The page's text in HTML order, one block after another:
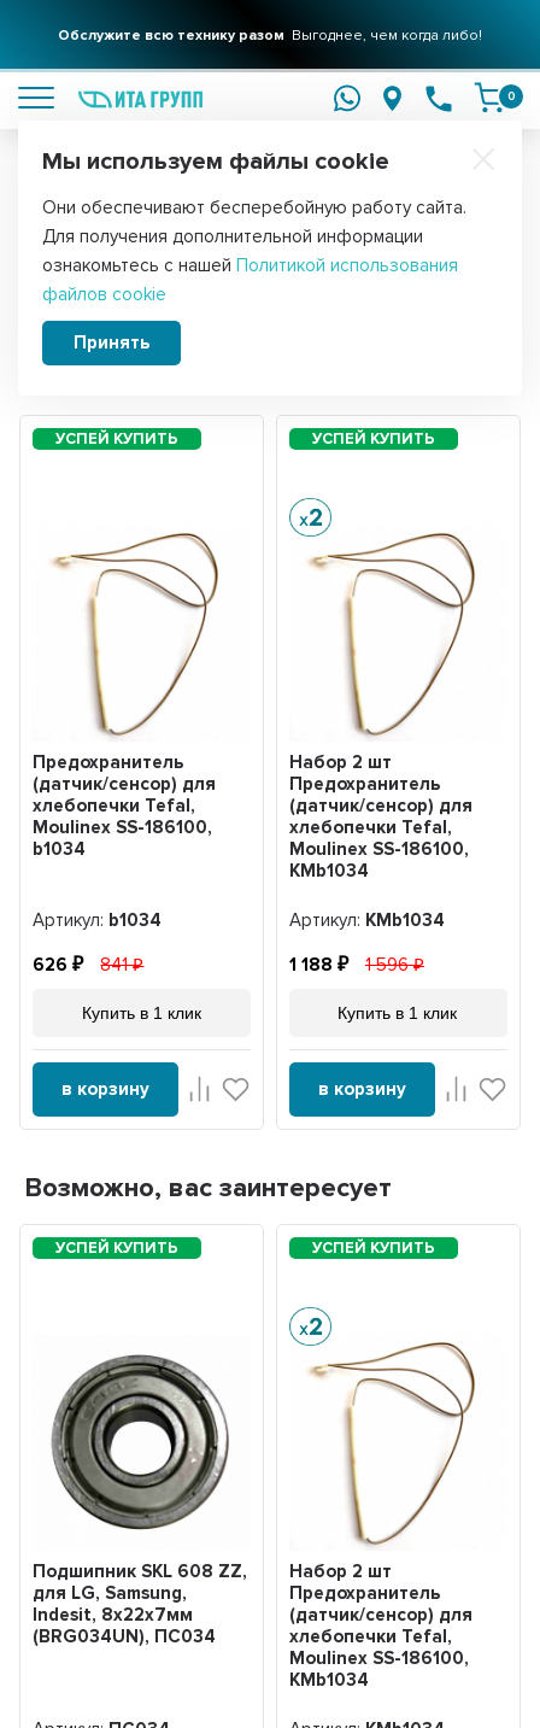
Обслужите всю технику разом Выгоднее, чем когда либо!
0
Главная Запчасти для мелкой бытовой техники Для
Комплектующие для хлебопечек
Сортировать:
Предохранитель
(датчик/сенсор) для
хлебопечки Tefal,
Moulinex SS-186100,
b1034
Артикул: b1034
626 841
Купить в 1 клик
в корзину
Набор 2 шт
Предохранитель
(датчик/сенсор) для
хлебопечки Tefal,
Moulinex SS-186100,
KMb1034
Артикул: KMb1034
1 188 1 596
Купить в 1 клик
в корзину
Возможно, вас заинтересует
Подшипник SKL 608 ZZ,
для LG, Samsung,
Indesit, 8x22x7мм
(BRG034UN), ПС034
Набор 2 шт
Предохранитель
(датчик/сенсор) для
хлебопечки Tefal,
Moulinex SS-186100,
KMb1034
Мы используем файлы cookie
Они обеспечивают бесперебойную работу сайта.
Для получения дополнительной информации
ознакомьтесь с нашей Политикой использования
файлов cookie
Принять